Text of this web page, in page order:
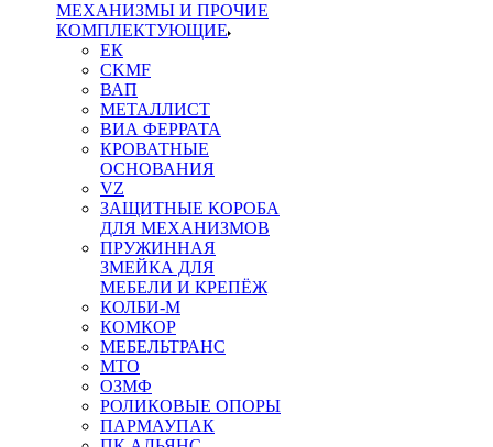
МЕХАНИЗМЫ И ПРОЧИЕ
КОМПЛЕКТУЮЩИЕ
ЕК
CKMF
ВАП
МЕТАЛЛИСТ
ВИА ФЕРРАТА
КРОВАТНЫЕ
ОСНОВАНИЯ
VZ
ЗАЩИТНЫЕ КОРОБА
ДЛЯ МЕХАНИЗМОВ
ПРУЖИННАЯ
ЗМЕЙКА ДЛЯ
МЕБЕЛИ И КРЕПЁЖ
КОЛБИ-М
КОМКОР
МЕБЕЛЬТРАНС
MTO
ОЗМФ
РОЛИКОВЫЕ ОПОРЫ
ПАРМАУПАК